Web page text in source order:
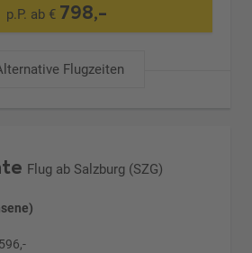
p.P. ab € 798,-
Flugzeiten
Flug ab Salzburg (SZG)